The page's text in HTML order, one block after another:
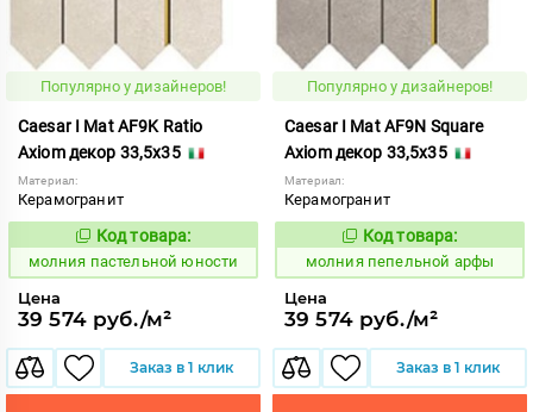
Популярно у дизайнеров!
Caesar I Mat AF9K Ratio
Axiom декор 33,5x35
Материал:
Керамогранит
1008748
Код товара:
молния пастельной юности
Цена
39 574 руб./м²
Заказ в 1 клик
Популярно у дизайнеров!
Caesar I Mat AF9N Square
Axiom декор 33,5x35
Материал:
Керамогранит
1008751
Код товара:
молния пепельной арфы
Цена
39 574 руб./м²
Заказ в 1 клик